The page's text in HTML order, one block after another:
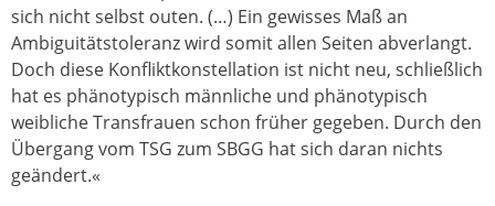
sich nicht selbst outen. (…) Ein gewisses Maß an
Ambiguitätstoleranz wird somit allen Seiten abverlangt.
Doch diese Konfliktkonstellation ist nicht neu, schließlich
hat es phänotypisch männliche und phänotypisch
weibliche Transfrauen schon früher gegeben. Durch den
Übergang vom TSG zum SBGG hat sich daran nichts
geändert.«